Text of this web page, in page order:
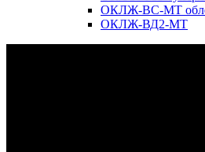
ОКЛЖ-ВС-МТ
ОКЛЖ-ВД2-МТ